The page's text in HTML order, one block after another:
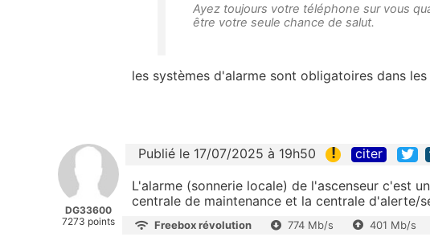
Ayez toujours votre téléphone sur vous
être votre seule chance de salut.
les systèmes d'alarme sont obligatoires dans les
DG33600
7273 points
Publié le 17/07/2025 à 19h50 ! citer
L'alarme (sonnerie locale) de l'ascenseur c'est
centrale de maintenance et la centrale d'alerte/
Freebox révolution 774 Mb/s 401 Mb/s